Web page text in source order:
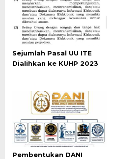
Sejumlah Pasal UU ITE
Dialihkan ke KUHP 2023
Pembentukan DANI